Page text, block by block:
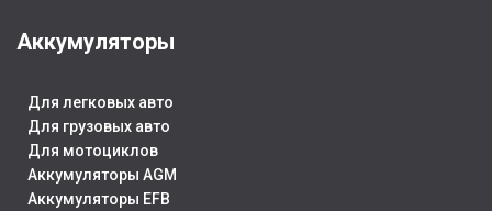
Аккумуляторы
Для легковых авто
Для грузовых авто
Для мотоциклов
Аккумуляторы AGM
Аккумуляторы EFB